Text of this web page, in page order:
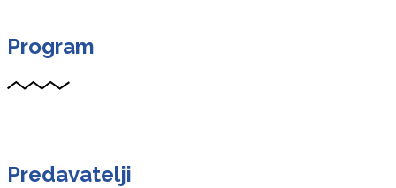
Program
Predavatelji